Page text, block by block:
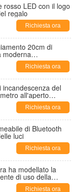
rosso LED con il logo
regalo
Richiesta ora
20cm di
moderna
40cm Richiesta ora
del
all'aperto
Richiesta ora
di Bluetooth
luci
Richiesta ora
ha modellato la
di uso della
di DecoRichiesta ora